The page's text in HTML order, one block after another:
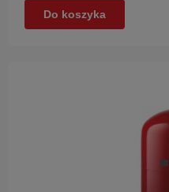
Do koszyka